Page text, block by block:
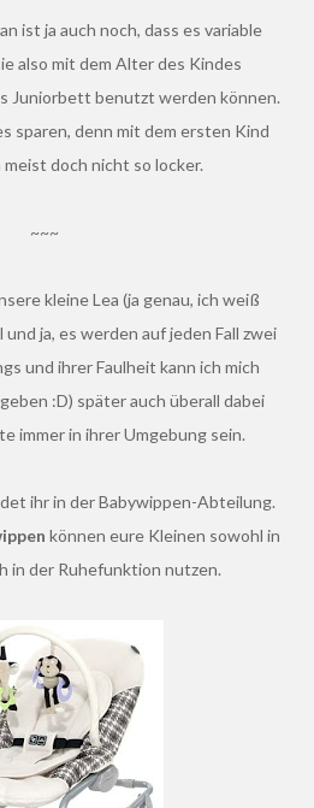
also mit dem Alter des Kindes
Juniorbett benutzt werden können.
meist doch nicht so locker.
~~~
ja, es werden auf jeden Fall zwei
und ihrer Faulheit kann ich mich
:D) später auch überall dabei
immer in ihrer Umgebung sein.
ihr in der Babywippen-Abteilung.
können eure Kleinen sowohl in
in der Ruhefunktion nutzen.